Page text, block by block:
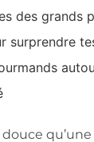
des grands
surprendre